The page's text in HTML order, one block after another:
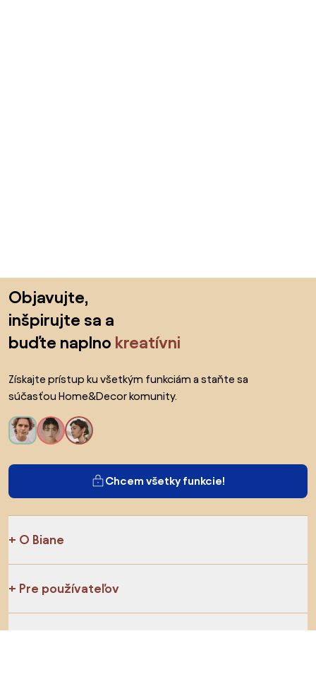
Objavujte,
inšpirujte sa a
buďte naplno kreatívni
Získajte prístup ku všetkým funkciám a staňte sa
súčasťou Home&Decor komunity.
Chcem všetky funkcie!
O Biane
Pre používateľov